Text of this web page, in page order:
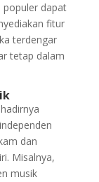
populer dapat
fitur
terdengar
tetap dalam
dan
Misalnya,
musik